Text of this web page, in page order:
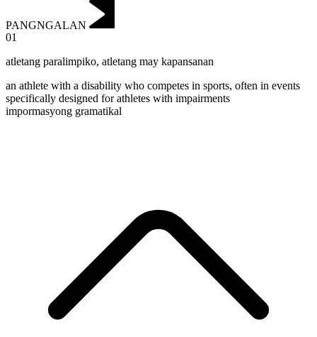
PANGNGALAN
01
atletang paralimpiko, atletang may kapansanan
an athlete with a disability who competes in sports, often in events
specifically designed for athletes with impairments
impormasyong gramatikal